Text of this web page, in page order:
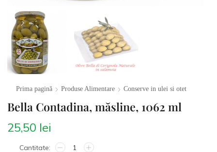
Prima pagină Produse Alimentare Conserve in ulei si otet
Bella Contadina, măsline, 1062 ml
25,50 lei